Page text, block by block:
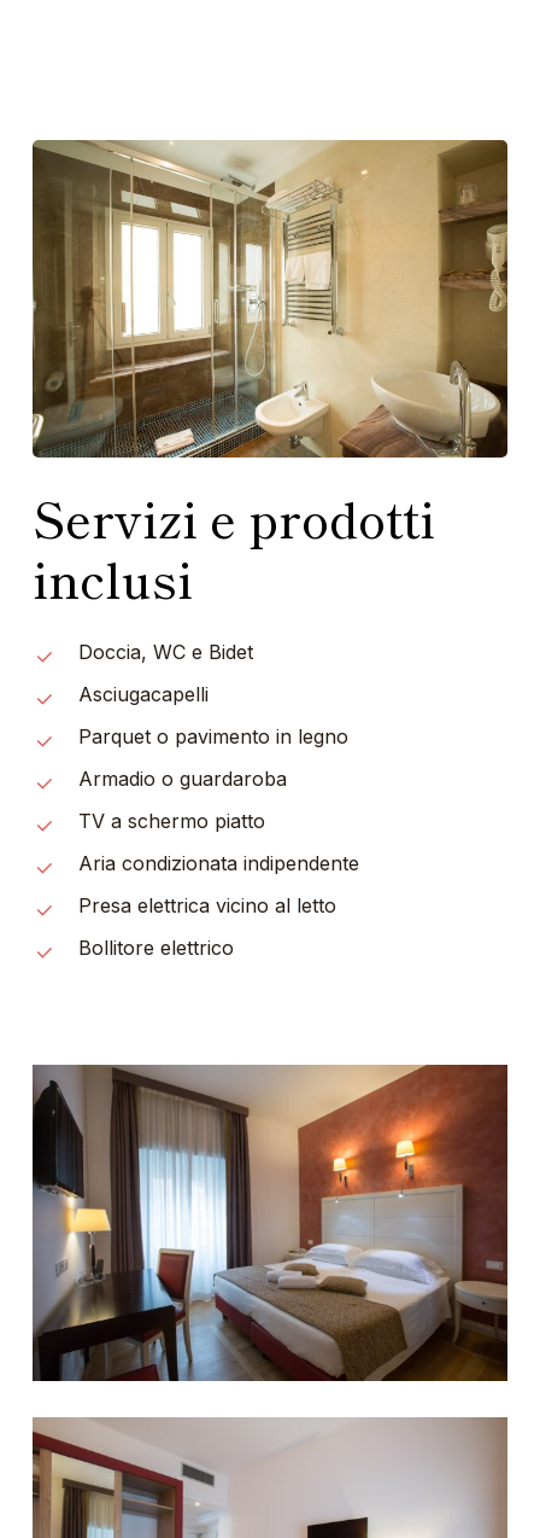
Servizi e prodotti
inclusi
Doccia, WC e Bidet
Asciugacapelli
Parquet o pavimento in legno
Armadio o guardaroba
TV a schermo piatto
Aria condizionata indipendente
Presa elettrica vicino al letto
Bollitore elettrico